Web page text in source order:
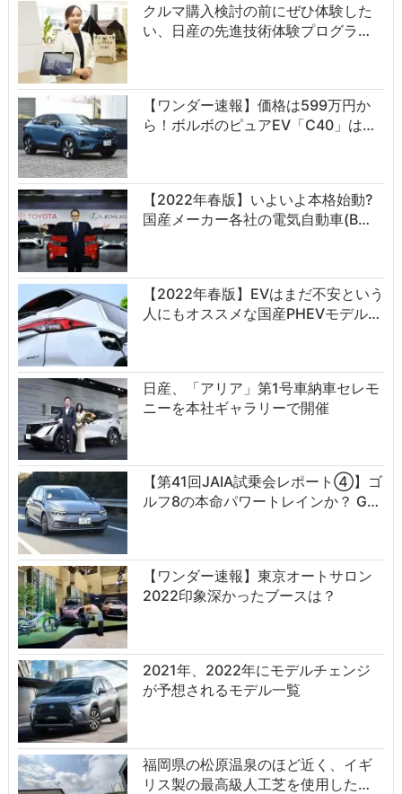
クルマ購入検討の前にぜひ体験した
い、日産の先進技術体験プログラ…
【ワンダー速報】価格は599万円か
ら！ボルボのピュアEV「C40」は…
【2022年春版】いよいよ本格始動?
国産メーカー各社の電気自動車(B…
【2022年春版】EVはまだ不安という
人にもオススメな国産PHEVモデル…
日産、「アリア」第1号車納車セレモ
ニーを本社ギャラリーで開催
【第41回JAIA試乗会レポート④】ゴ
ルフ8の本命パワートレインか？ G…
【ワンダー速報】東京オートサロン
2022印象深かったブースは？
2021年、2022年にモデルチェンジ
が予想されるモデル一覧
福岡県の松原温泉のほど近く、イギ
リス製の最高級人工芝を使用した…